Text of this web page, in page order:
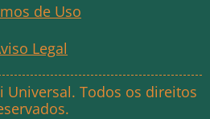
de Uso
Legal
Universal. Todos os direitos